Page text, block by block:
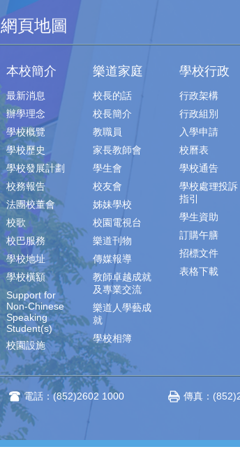
網頁地圖
本校簡介
最新消息
辦學理念
學校概覽
學校歷史
學校發展計劃
校務報告
法團校董會
校歌
校巴服務
學校地址
學校橫額
Support for
Non-Chinese
Speaking
Student(s)
校園設施
樂道家庭
校長的話
校長簡介
教職員
家長教師會
學生會
校友會
姊妹學校
校園電視台
樂道刊物
傳媒報導
教師卓越成就
及專業交流
樂道人學藝成
就
學校相簿
學校行政
行政架構
行政組別
入學申請
校曆表
學校通告
學校處理投訴
指引
學生資助
訂購午膳
招標文件
表格下載
電話：(852)2602 1000 傳真：